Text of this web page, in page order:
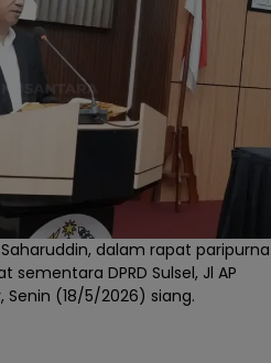
Saharuddin, dalam rapat paripurna
sementara DPRD Sulsel, Jl AP
Senin (18/5/2026) siang.